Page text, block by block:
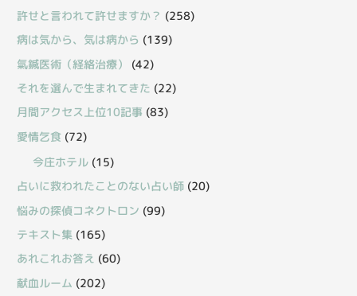
許せと言われて許せますか？ (258)
病は気から、気は病から (139)
氣鍼医術（経絡治療）
(42)
それを選んで生まれてきた (22)
月間アクセス上位10記事 (83)
愛情乞食 (72)
今庄ホテル (15)
占いに救われたことのない占い師 (20)
悩みの探偵コネクトロン (99)
テキスト集 (165)
あれこれお答え (60)
献血ルーム (202)